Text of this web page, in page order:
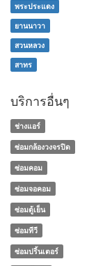
พระประแดง
ยานนาวา
สวนหลวง
สาทร
บริการอื่นๆ
ช่างแอร์
ซ่อมกล้องวงจรปิด
ซ่อมคอม
ซ่อมจอคอม
ซ่อมตู้เย็น
ซ่อมทีวี
ซ่อมปริ้นเตอร์